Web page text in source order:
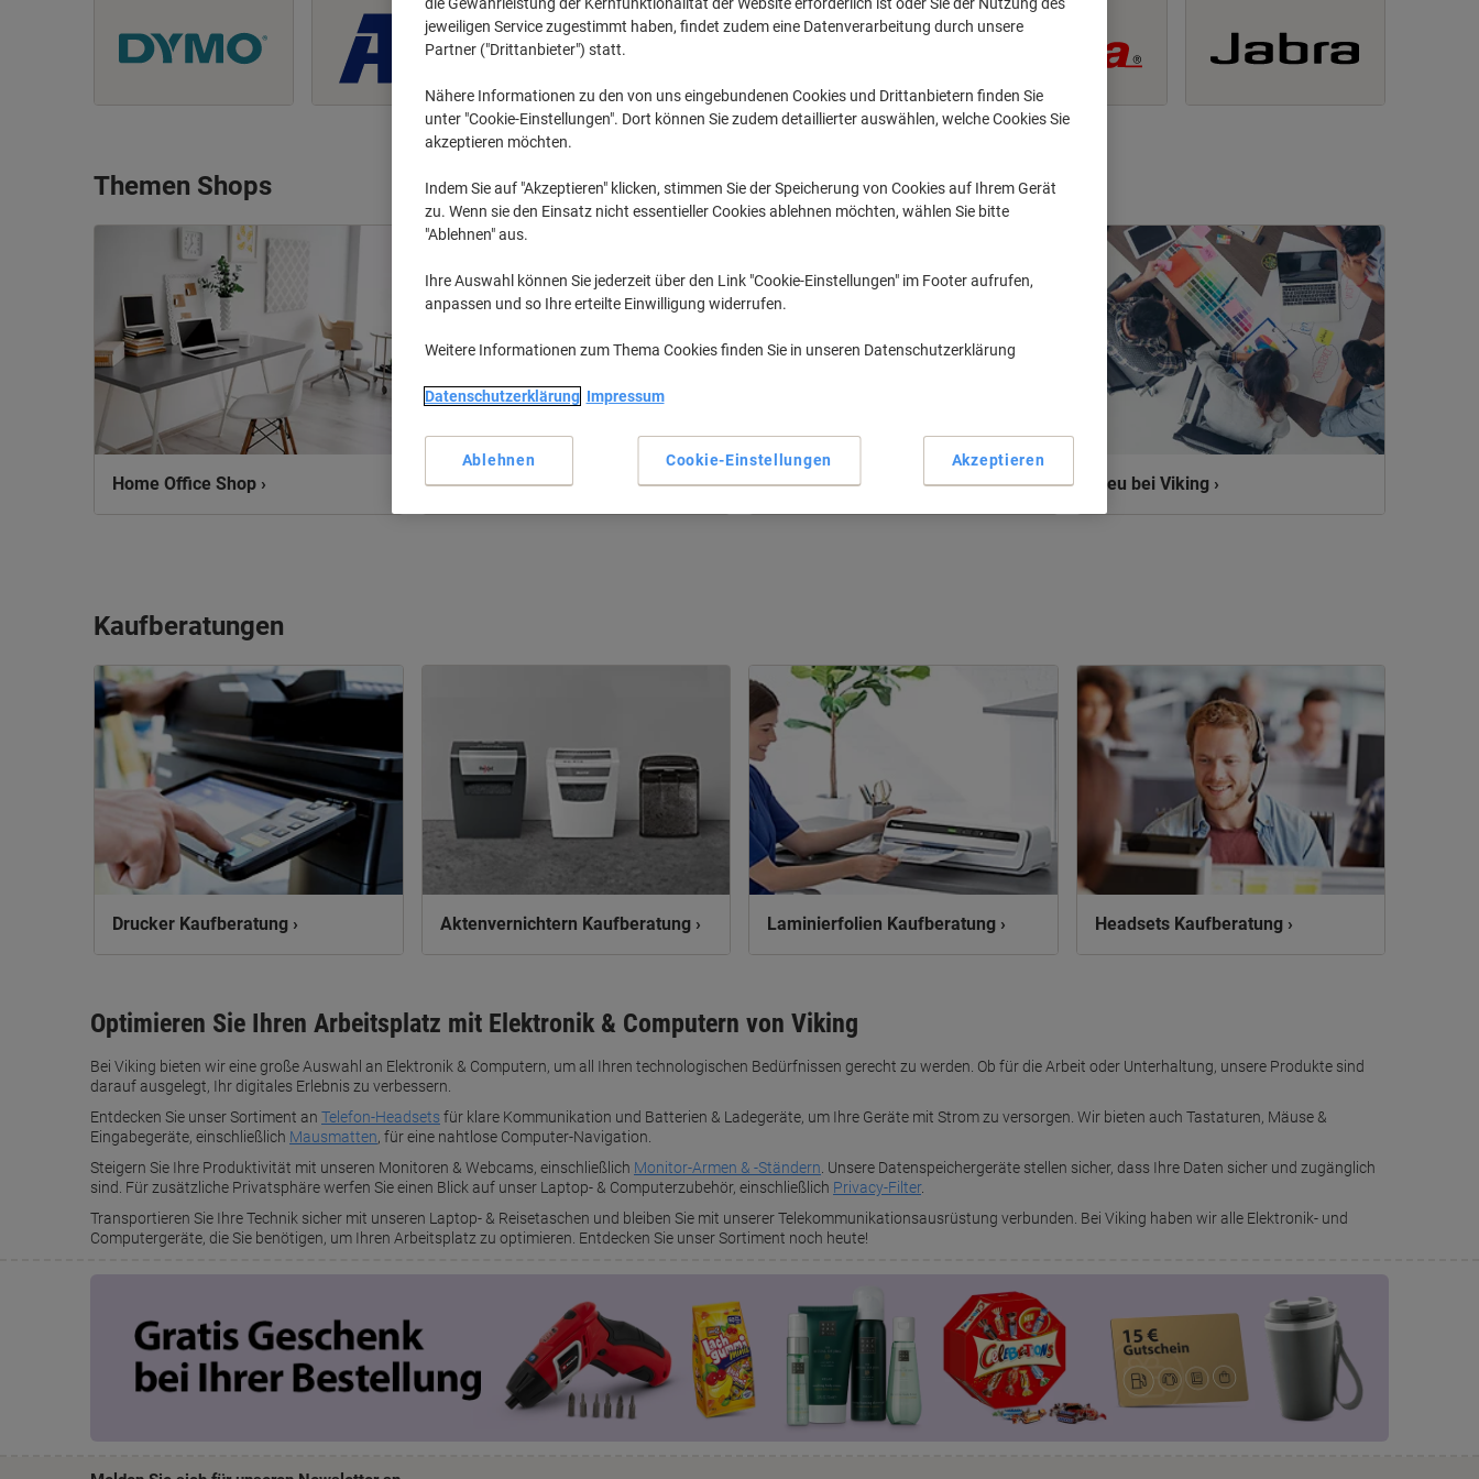
Themen Shops
Home Office Shop › Ergonomie Shop › Arbeitsplatzlösungen › Neu bei Viking ›
Kaufberatungen
Drucker Kaufberatung › Aktenvernichtern Kaufberatung › Laminierfolien Kaufberatung › Headsets Kaufberatung ›
Optimieren Sie Ihren Arbeitsplatz mit Elektronik & Computern von Viking
Bei Viking bieten wir eine große Auswahl an Elektronik & Computern, um all Ihren technologischen Bedürfnissen gerecht zu werden. Ob für die Arbeit oder Unterhaltung, unsere Produkte sind
darauf ausgelegt, Ihr digitales Erlebnis zu verbessern.
Entdecken Sie unser Sortiment an Telefon-Headsetsfür klare Kommunikation und Batterien & Ladegeräte, um Ihre Geräte mit Strom zu versorgen. Wir bieten auch Tastaturen, Mäuse &
Eingabegeräte, einschließlich Mausmatten, für eine nahtlose Computer-Navigation.
Steigern Sie Ihre Produktivität mit unseren Monitoren & Webcams, einschließlich Monitor-Armen & -Ständern . Unsere Datenspeichergeräte stellen sicher, dass Ihre Daten sicher und zugänglich
sind. Für zusätzliche Privatsphäre werfen Sie einen Blick auf unser Laptop- & Computerzubehör, einschließlich Privacy-Filter.
Transportieren Sie Ihre Technik sicher mit unseren Laptop- & Reisetaschen und bleiben Sie mit unserer Telekommunikationsausrüstung verbunden. Bei Viking haben wir alle Elektronik- und
Computergeräte, die Sie benötigen, um Ihren Arbeitsplatz zu optimieren. Entdecken Sie unser Sortiment noch heute!
jeweiligen Service zugestimmt haben, findet zudem eine Datenverarbeitung durch unsere
Partner ("Drittanbieter") statt.
Nähere Informationen zu den von uns eingebundenen Cookies und Drittanbietern finden Sie
unter "Cookie-Einstellungen". Dort können Sie zudem detaillierter auswählen, welche Cookies Sie
akzeptieren möchten.
Indem Sie auf "Akzeptieren" klicken, stimmen Sie der Speicherung von Cookies auf Ihrem Gerät
zu. Wenn sie den Einsatz nicht essentieller Cookies ablehnen möchten, wählen Sie bitte
"Ablehnen" aus.
Ihre Auswahl können Sie jederzeit über den Link "Cookie-Einstellungen" im Footer aufrufen,
anpassen und so Ihre erteilte Einwilligung widerrufen.
Weitere Informationen zum Thema Cookies finden Sie in unseren Datenschutzerklärung
Datenschutzerklärung Impressum
Cookie-Einstellungen
Ablehnen Akzeptieren